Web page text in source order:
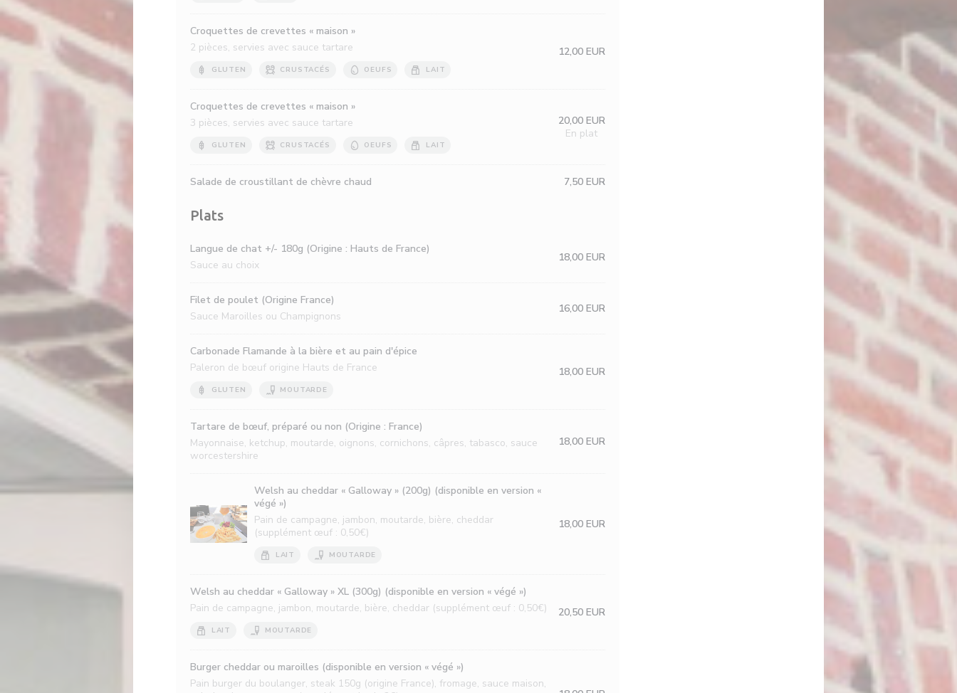
Croquettes de crevettes « maison »
2 pièces, servies avec sauce tartare
GLUTEN CRUSTACÉS OEUFS LAIT
12,00 EUR
Croquettes de crevettes « maison »
3 pièces, servies avec sauce tartare
GLUTEN CRUSTACÉS OEUFS LAIT
20,00 EUR
En plat
Salade de croustillant de chèvre chaud 7,50 EUR
Plats
Langue de chat +/- 180g (Origine : Hauts de France)
Sauce au choix
18,00 EUR
Filet de poulet (Origine France)
Sauce Maroilles ou Champignons
16,00 EUR
Carbonade Flamande à la bière et au pain d'épice
Paleron de bœuf origine Hauts de France
GLUTEN MOUTARDE
18,00 EUR
Tartare de bœuf, préparé ou non (Origine : France)
Mayonnaise, ketchup, moutarde, oignons, cornichons, câpres, tabasco, sauce
worcestershire
18,00 EUR
Welsh au cheddar « Galloway » (200g) (disponible en version «
végé »)
Pain de campagne, jambon, moutarde, bière, cheddar
(supplément œuf : 0,50€)
LAIT MOUTARDE
18,00 EUR
Welsh au cheddar « Galloway » XL (300g) (disponible en version « végé »)
Pain de campagne, jambon, moutarde, bière, cheddar (supplément œuf : 0,50€)
LAIT MOUTARDE
20,50 EUR
Burger cheddar ou maroilles (disponible en version « végé »)
Pain burger du boulanger, steak 150g (origine France), fromage, sauce maison,